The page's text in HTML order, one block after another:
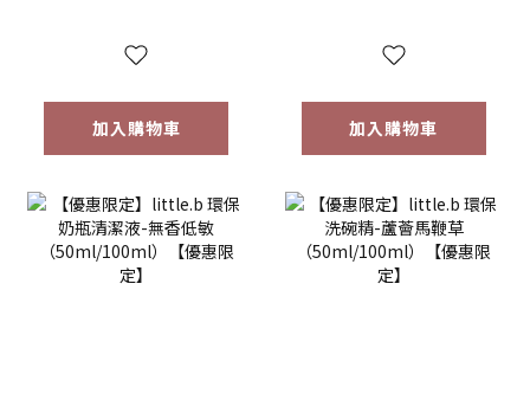
加入購物車 加入購物車